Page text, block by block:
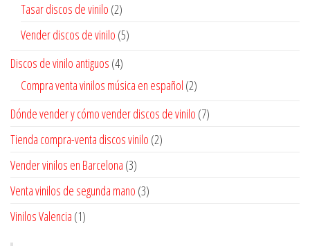
Tasar discos de vinilo (2)
Vender discos de vinilo (5)
Discos de vinilo antiguos (4)
Compra venta vinilos música en español (2)
Dónde vender y cómo vender discos de vinilo (7)
Tienda compra-venta discos vinilo (2)
Vender vinilos en Barcelona (3)
Venta vinilos de segunda mano (3)
Vinilos Valencia (1)